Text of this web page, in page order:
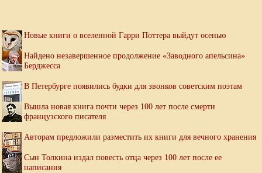
Новые книги о вселенной Гарри Поттера выйдут осенью
Найдено незавершенное продолжение «Заводного апельсина»
Берджесса
В Петербурге появились будки для звонков советским поэтам
Вышла новая книга почти через 100 лет после смерти
французского писателя
Авторам предложили разместить их книги для вечного хранения
Сын Толкина издал повесть отца через 100 лет после ее
написания